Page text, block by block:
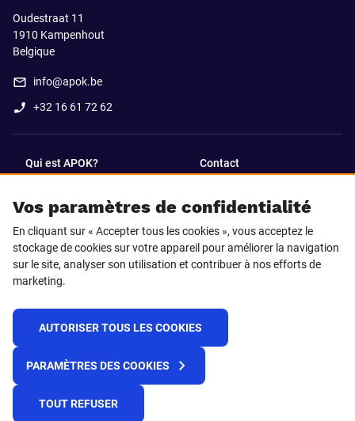
Vos paramètres de confidentialité
En cliquant sur « Accepter tous les cookies », vous acceptez le
stockage de cookies sur votre appareil pour améliorer la navigation
sur le site, analyser son utilisation et contribuer à nos efforts de
marketing.
AUTORISER TOUS LES COOKIES
PARAMÈTRES DES COOKIES
TOUT REFUSER
Oudestraat 11
1910 Kampenhout
Belgique
info@apok.be
+32 16 61 72 62
Qui est APOK? Contact
SUIVEZ-NOUS SUR
Facebook LinkedIn
© 2025 APOK